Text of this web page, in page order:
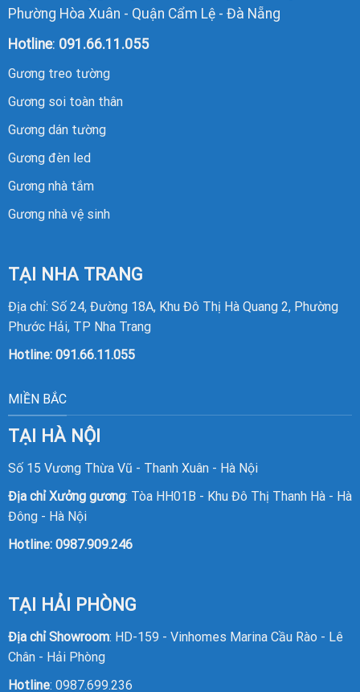
Phường Hòa Xuân - Quận Cẩm Lệ - Đà Nẵng
Hotline: 091.66.11.055
Gương treo tường
Gương soi toàn thân
Gương dán tường
Gương đèn led
Gương nhà tắm
Gương nhà vệ sinh
TẠI NHA TRANG
Địa chỉ: Số 24, Đường 18A, Khu Đô Thị Hà Quang 2, Phường
Phước Hải, TP Nha Trang
Hotline: 091.66.11.055
MIỀN BẮC
TẠI HÀ NỘI
Số 15 Vương Thừa Vũ - Thanh Xuân - Hà Nội
Địa chỉ Xưởng gương: Tòa HH01B - Khu Đô Thị Thanh Hà - Hà
Đông - Hà Nội
Hotline: 0987.909.246
TẠI HẢI PHÒNG
Địa chỉ Showroom: HD-159 - Vinhomes Marina Cầu Rào - Lê
Chân - Hải Phòng
Hotline: 0987.699.236